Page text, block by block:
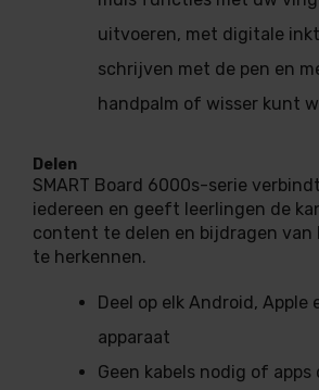
uitvoeren, met digitale
schrijven met de pen en
handpalm of wisser kunt
Delen
SMART Board 6000s-serie
iedereen en geeft leerlingen de
content te delen en bijdragen van
te herkennen.
Deel op elk Android, Apple
apparaat
Geen kabels nodig of apps